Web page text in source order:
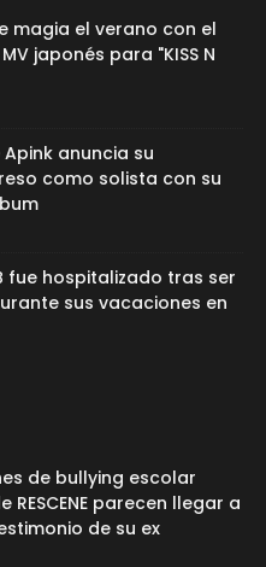
magia el verano con el
japonés para "KISS N
Apink anuncia su
como solista con su
fue hospitalizado tras ser
sus vacaciones en
de bullying escolar
RESCENE parecen llegar a
de su ex